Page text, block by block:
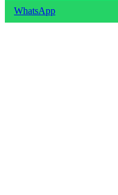
WhatsApp